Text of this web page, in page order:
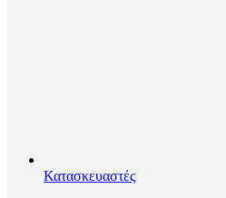
Κατασκευαστές